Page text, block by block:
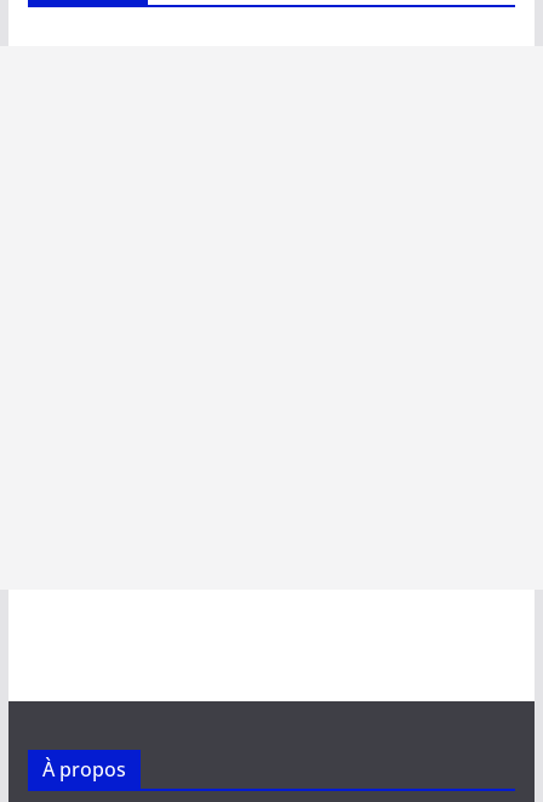
À propos